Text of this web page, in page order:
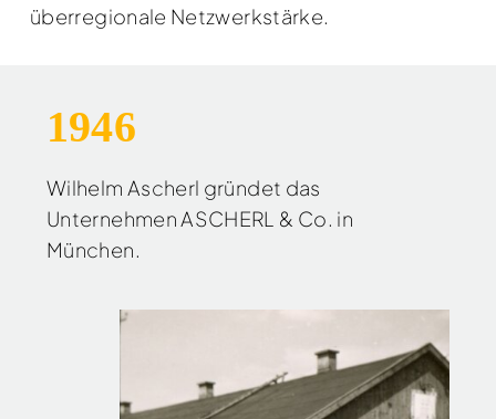
überregionale Netzwerkstärke.
1946
Wilhelm Ascherl gründet das
Unternehmen ASCHERL & Co. in
München.